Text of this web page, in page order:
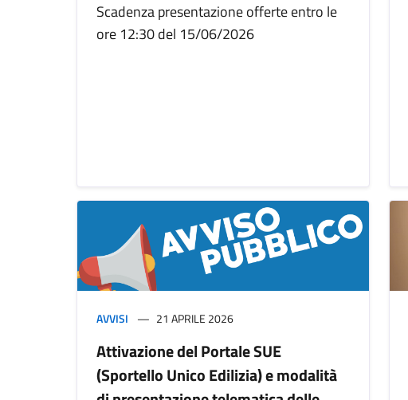
Scadenza presentazione offerte entro le
ore 12:30 del 15/06/2026
AVVISI 21 APRILE 2026
Attivazione del Portale SUE
(Sportello Unico Edilizia) e modalità